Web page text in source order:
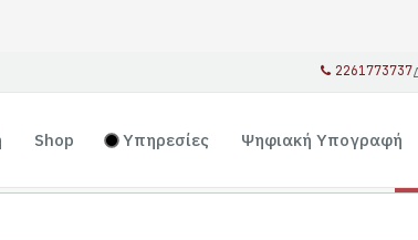
2261773737
Shop Υπηρεσίες Ψηφιακή Υπογραφή